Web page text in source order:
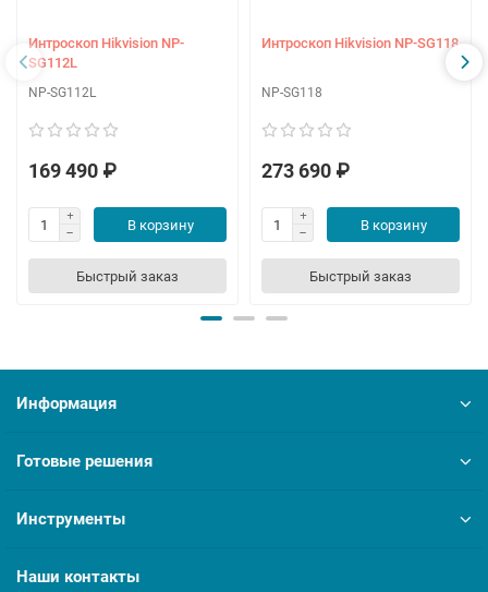
Интроскоп Hikvision NP-
SG112L
NP-SG112L
169 490 ₽
В корзину
Быстрый заказ
Интроскоп Hikvision NP-SG118
NP-SG118
273 690 ₽
В корзину
Быстрый заказ
Информация
Готовые решения
Инструменты
Наши контакты